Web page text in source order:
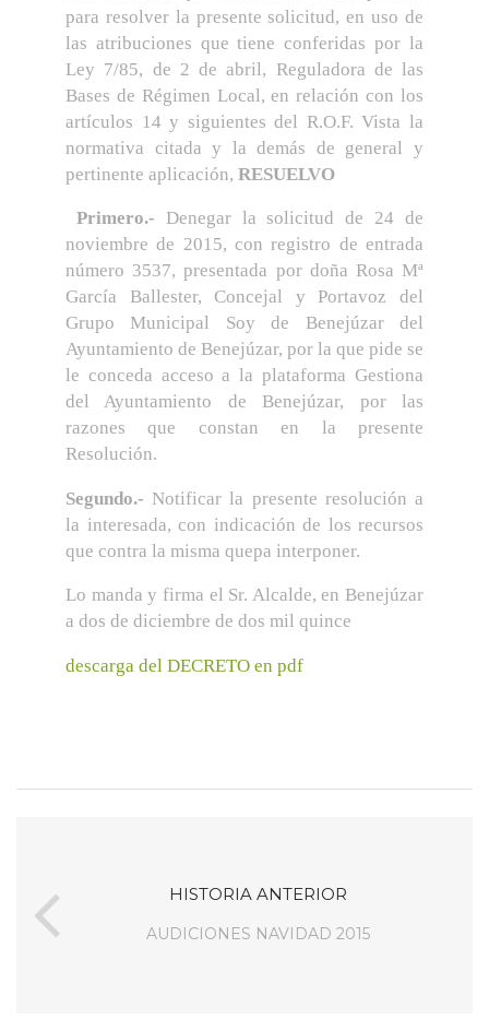
para resolver la presente solicitud, en uso de
las atribuciones que tiene conferidas por la
Ley 7/85, de 2 de abril, Reguladora de las
Bases de Régimen Local, en relación con los
artículos 14 y siguientes del R.O.F. Vista la
normativa citada y la demás de general y
pertinente aplicación, RESUELVO
Primero.- Denegar la solicitud de 24 de
noviembre de 2015, con registro de entrada
número 3537, presentada por doña Rosa Mª
García Ballester, Concejal y Portavoz del
Grupo Municipal Soy de Benejúzar del
Ayuntamiento de Benejúzar, por la que pide se
le conceda acceso a la plataforma Gestiona
del Ayuntamiento de Benejúzar, por las
razones que constan en la presente
Resolución.
Segundo.- Notificar la presente resolución a
la interesada, con indicación de los recursos
que contra la misma quepa interponer.
Lo manda y firma el Sr. Alcalde, en Benejúzar
a dos de diciembre de dos mil quince
descarga del DECRETO en pdf
HISTORIA ANTERIOR
AUDICIONES NAVIDAD 2015